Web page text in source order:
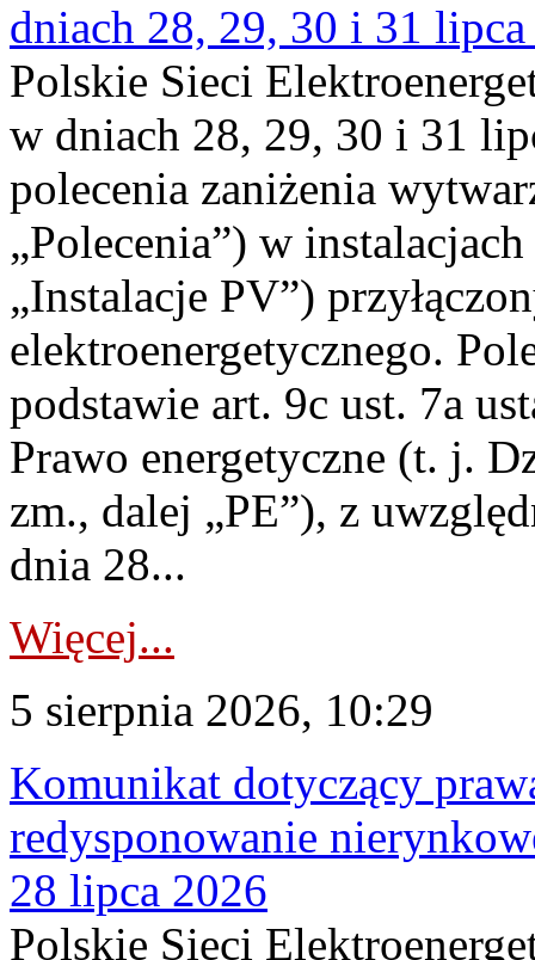
dniach 28, 29, 30 i 31
Polskie Sieci
w dniach 28, 29, 30 i 31
polecenia zaniżenia
„Polecenia”) w
„Instalacje PV”)
elektroenergetycznego.
podstawie art. 9c ust. 7a
Prawo energetyczne (t. j.
zm., dalej „PE”), z
dnia 28...
Więcej...
5 sierpnia 2026, 10:29
Komunikat dotyczący
redysponowanie
28 lipca 2026
Polskie Sieci